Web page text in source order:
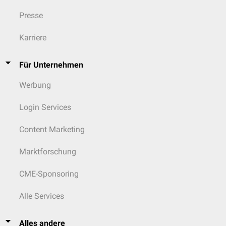
Presse
Karriere
Für Unternehmen
Werbung
Login Services
Content Marketing
Marktforschung
CME-Sponsoring
Alle Services
Alles andere